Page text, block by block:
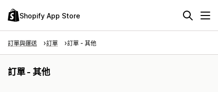
Shopify App Store
訂單與運送 訂單 訂單 - 其他
訂單 - 其他